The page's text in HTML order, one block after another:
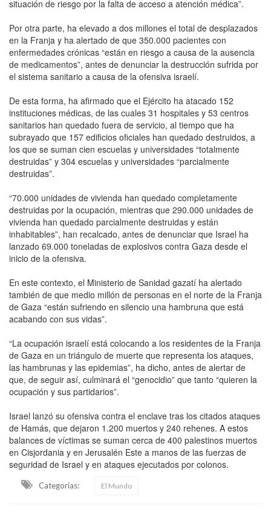
situación de riesgo por la falta de acceso a atención médica”.
Por otra parte, ha elevado a dos millones el total de desplazados
en la Franja y ha alertado de que 350.000 pacientes con
enfermedades crónicas “están en riesgo a causa de la ausencia
de medicamentos”, antes de denunciar la destrucción sufrida por
el sistema sanitario a causa de la ofensiva israelí.
De esta forma, ha afirmado que el Ejército ha atacado 152
instituciones médicas, de las cuales 31 hospitales y 53 centros
sanitarios han quedado fuera de servicio, al tiempo que ha
subrayado que 157 edificios oficiales han quedado destruidos, a
los que se suman cien escuelas y universidades “totalmente
destruidas” y 304 escuelas y universidades “parcialmente
destruidas”.
“70.000 unidades de vivienda han quedado completamente
destruidas por la ocupación, mientras que 290.000 unidades de
vivienda han quedado parcialmente destruidas y están
inhabitables”, han recalcado, antes de denunciar que Israel ha
lanzado 69.000 toneladas de explosivos contra Gaza desde el
inicio de la ofensiva.
En este contexto, el Ministerio de Sanidad gazatí ha alertado
también de que medio millón de personas en el norte de la Franja
de Gaza “están sufriendo en silencio una hambruna que está
acabando con sus vidas”.
“La ocupación israelí está colocando a los residentes de la Franja
de Gaza en un triángulo de muerte que representa los ataques,
las hambrunas y las epidemias”, ha dicho, antes de alertar de
que, de seguir así, culminará el “genocidio” que tanto “quieren la
ocupación y sus partidarios”.
Israel lanzó su ofensiva contra el enclave tras los citados ataques
de Hamás, que dejaron 1.200 muertos y 240 rehenes. A estos
balances de víctimas se suman cerca de 400 palestinos muertos
en Cisjordania y en Jerusalén Este a manos de las fuerzas de
seguridad de Israel y en ataques ejecutados por colonos.
Categorias: El Mundo